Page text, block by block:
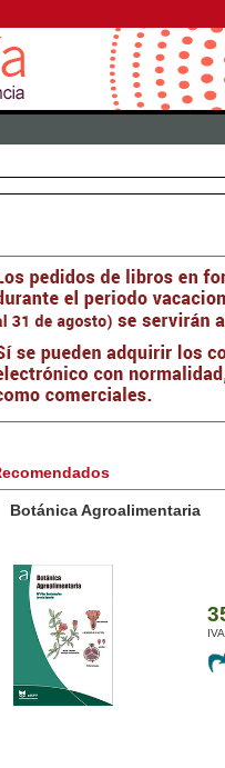
Botánica Agroalimentaria
IVA